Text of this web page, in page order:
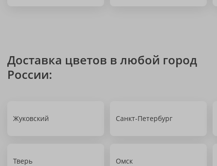
Доставка цветов в любой город
России:
Жуковский Санкт-Петербург
Тверь Омск